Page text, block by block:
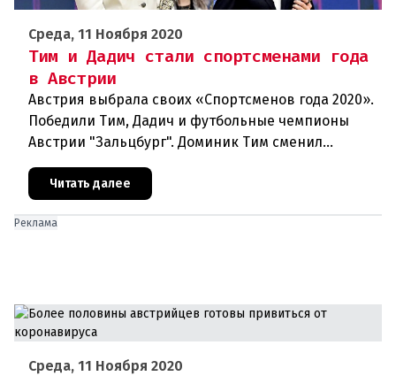
Среда, 11 Ноября 2020
Тим и Дадич стали спортсменами года
в Австрии
Австрия выбрала своих «Спортсменов года 2020».
Победили Тим, Дадич и футбольные чемпионы
Австрии "Зальцбург". Доминик Тим сменил
постоянного победителя Марселя Хиршера в
ранге Спортсмена года. На выбо
Читать далее
Реклама
Среда, 11 Ноября 2020